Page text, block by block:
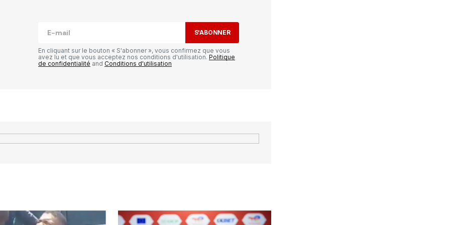
et
S'ABONNER
En cliquant sur le bouton « S'abonner », vous confirmez que vous
avez lu et que vous acceptez nos conditions d'utilisation. Politique
de confidentialité and Conditions d'utilisation